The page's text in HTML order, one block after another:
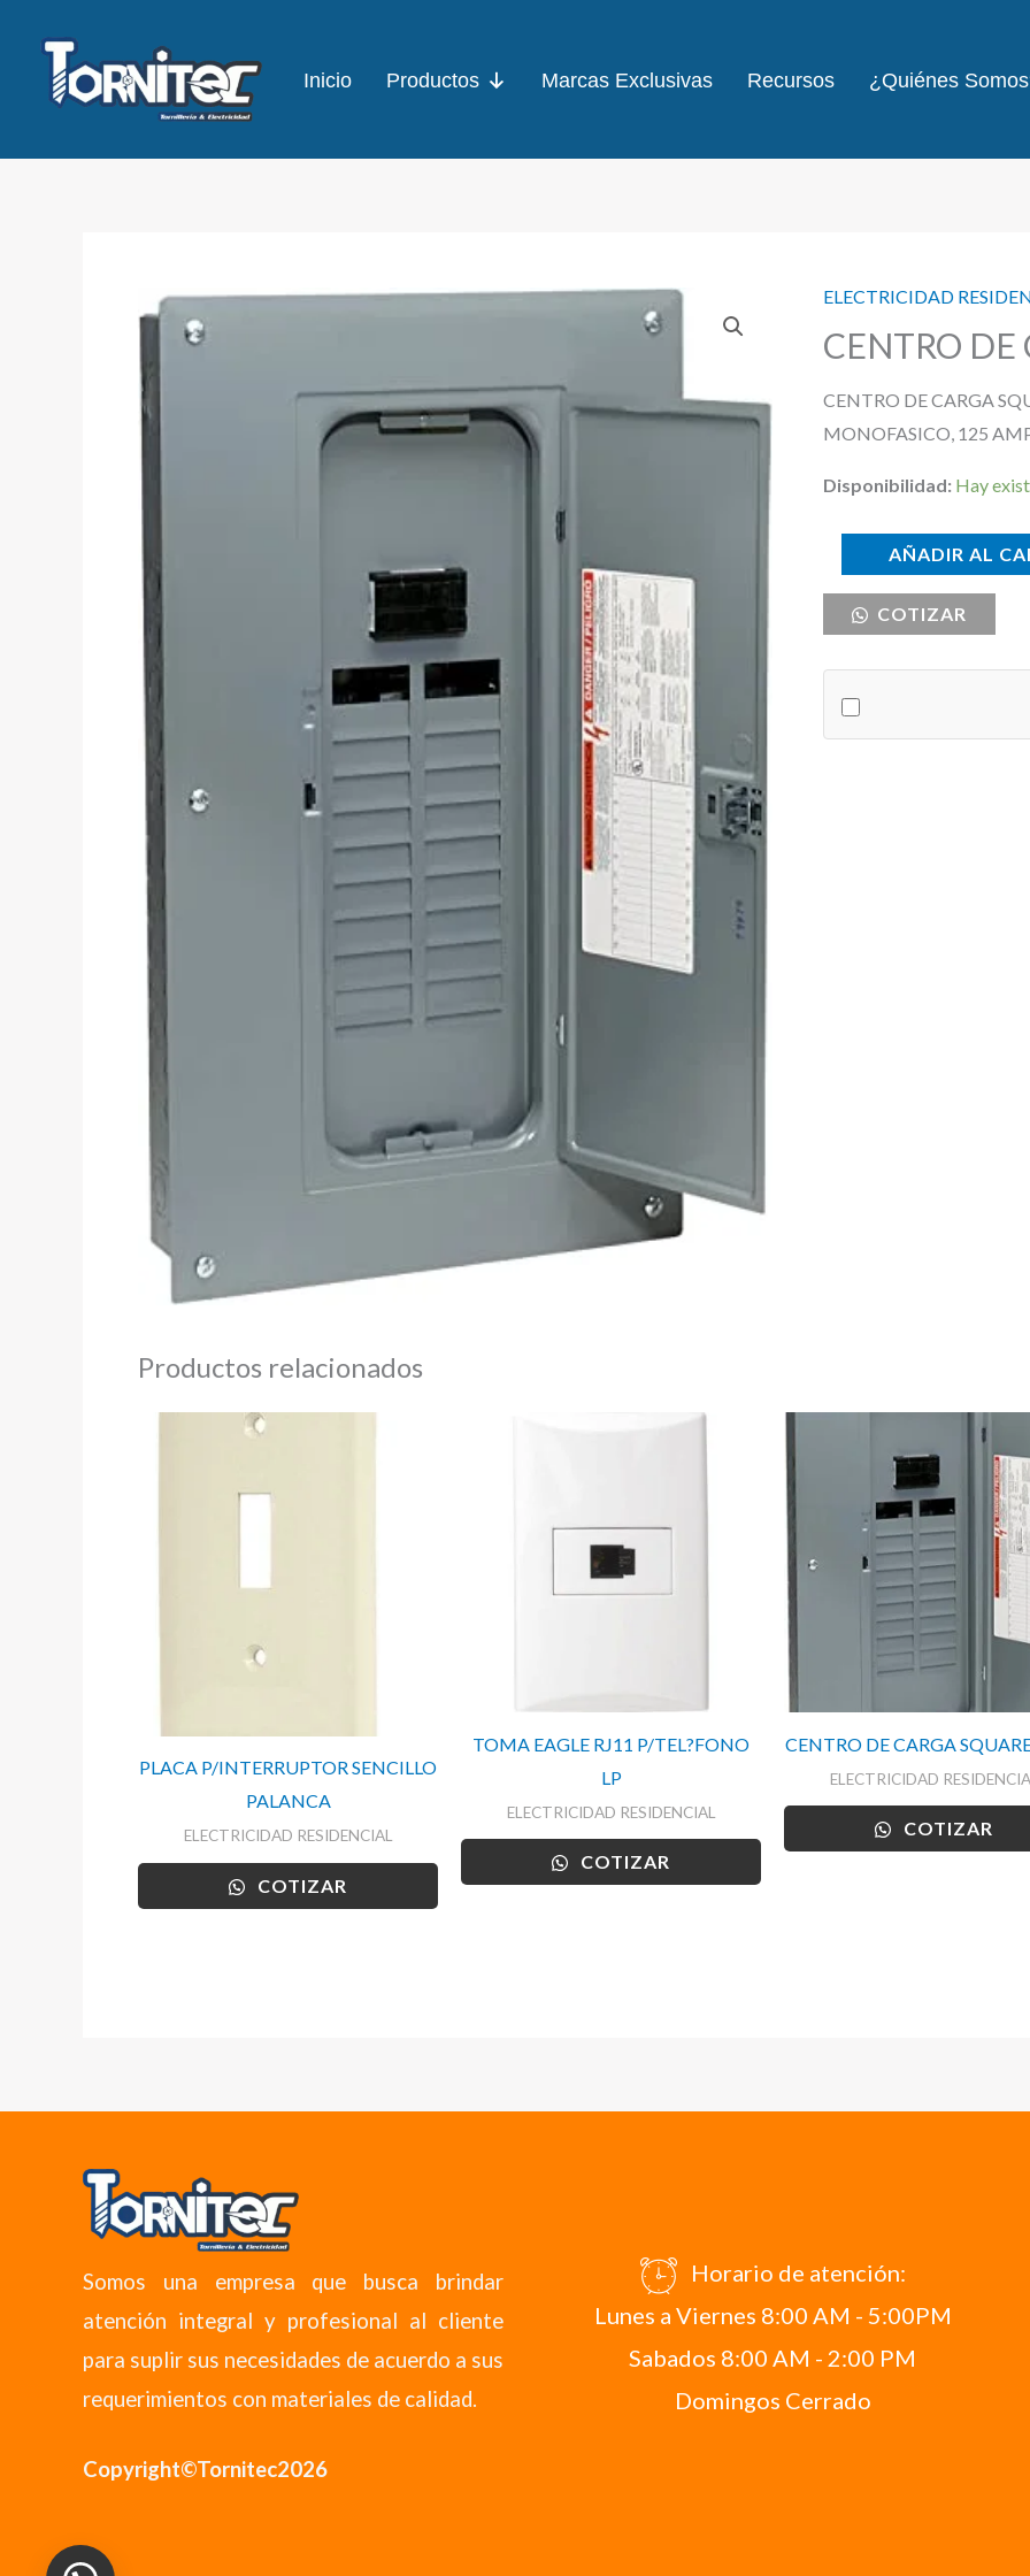
contenido
Inicio Productos Marcas Exclusivas Recursos ¿Quiénes
ELECTRICIDAD
CENTRO DE
CENTRO DE CARGA
MONOFASICO, 125
Disponibilidad: Hay
CENTRO
DE
CARGA
42E
AÑADIR AL
COTIZAR
Productos relacionados
PLACA P/INTERRUPTOR SENCILLO
PALANCA
ELECTRICIDAD RESIDENCIAL
COTIZAR
TOMA EAGLE RJ11 P/TEL?FONO
LP
ELECTRICIDAD RESIDENCIAL
COTIZAR
CENTRO DE CARGA
ELECTRICIDAD
COTIZAR
Somos una empresa que busca brindar
atención integral y profesional al cliente
para suplir sus necesidades de acuerdo a sus
requerimientos con materiales de calidad.
Copyright©Tornitec2026
Horario de atención:
Lunes a Viernes 8:00 AM - 5:00PM
Sabados 8:00 AM - 2:00 PM
Domingos Cerrado